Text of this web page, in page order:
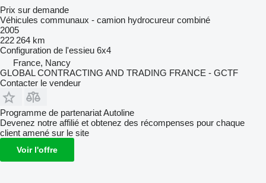
Prix sur demande
Véhicules communaux - camion hydrocureur combiné
2005
222 264 km
Configuration de l'essieu 6x4
France, Nancy
GLOBAL CONTRACTING AND TRADING FRANCE - GCTF
Contacter le vendeur
Programme de partenariat Autoline
Devenez notre affilié et obtenez des récompenses pour chaque
client amené sur le site
Voir l'offre